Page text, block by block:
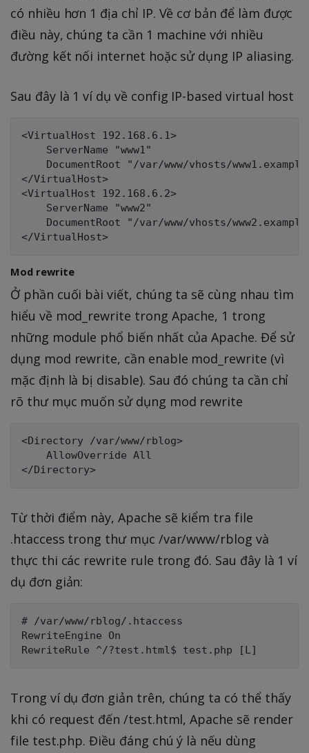
có nhiều hơn 1 địa chỉ IP. Về cơ bản để làm được
điều này, chúng ta cần 1 machine với nhiều
đường kết nối internet hoặc sử dụng IP aliasing.
Sau đây là 1 ví dụ về config IP-based virtual host
<VirtualHost 192.168.6.1>
    ServerName "www1"
DocumentRoot "/var/www/vhosts/
</VirtualHost>
<VirtualHost 192.168.6.2>
    ServerName "www2"
DocumentRoot "/var/www/vhosts/
Mod rewrite
Ở phần cuối bài viết, chúng ta sẽ cùng nhau tìm
hiểu về mod_rewrite trong Apache, 1 trong
những module phổ biến nhất của Apache. Để sử
dụng mod rewrite, cần enable mod_rewrite (vì
mặc định là bị disable). Sau đó chúng ta cần chỉ
rõ thư mục muốn sử dụng mod rewrite
<Directory /var/www/rblog>
    AllowOverride All
Từ thời điểm này, Apache sẽ kiểm tra file
.htaccess trong thư mục /var/www/rblog và
thực thi các rewrite rule trong đó. Sau đây là 1 ví
dụ đơn giản:
# /var/www/rblog/.htaccess
RewriteEngine On
Trong ví dụ đơn giản trên, chúng ta có thể thấy
khi có request đến /test.html, Apache sẽ render
file test.php. Điều đáng chú ý là nếu dùng